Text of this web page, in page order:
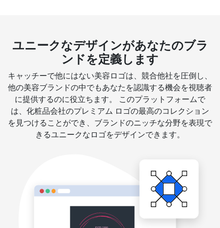
ユニークなデザインがあなたのブラ
ンドを定義します
キャッチーで他にはない美容ロゴは、競合他社を圧倒し、
他の美容ブランドの中でもあなたを認識する機会を視聴者
に提供するのに役立ちます。 このプラットフォームで
は、化粧品会社のプレミアム ロゴの最高のコレクション
を見つけることができ、ブランドのニッチな分野を表現で
きるユニークなロゴをデザインできます。